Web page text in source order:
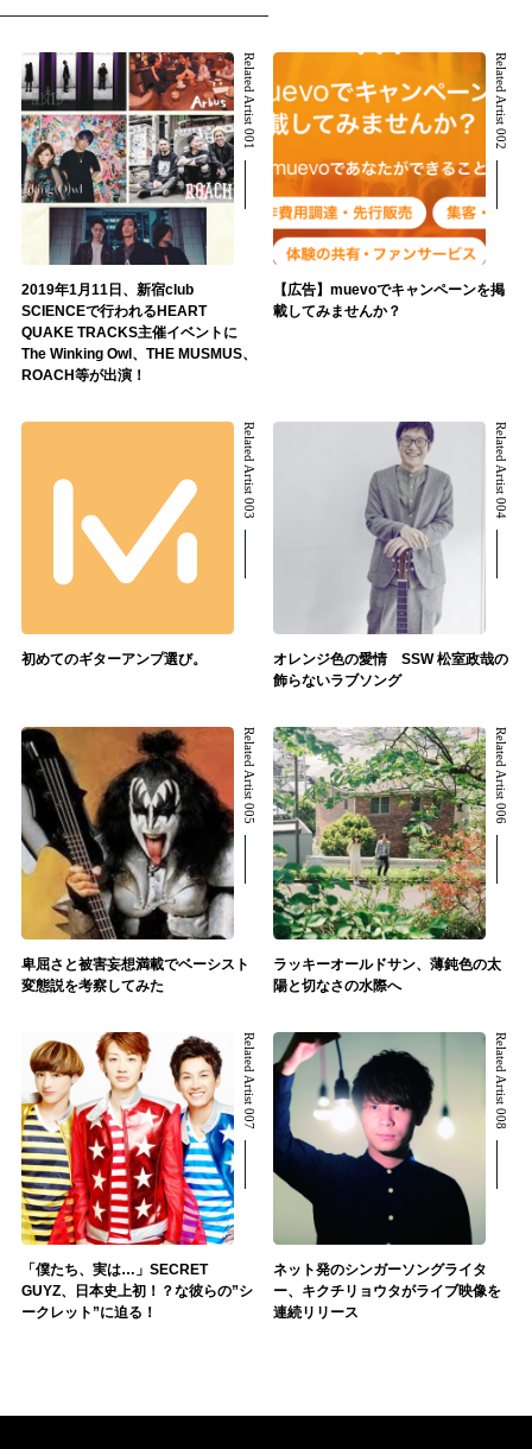
Related Artist 001
2019年1月11日、新宿club
SCIENCEで行われるHEART
QUAKE TRACKS主催イベントに
The Winking Owl、THE MUSMUS、
ROACH等が出演！
Related Artist 002
【広告】muevoでキャンペーンを掲
載してみませんか？
Related Artist 003
初めてのギターアンプ選び。
Related Artist 004
オレンジ色の愛情 SSW 松室政哉の
飾らないラブソング
Related Artist 005
卑屈さと被害妄想満載でベーシスト
変態説を考察してみた
Related Artist 006
ラッキーオールドサン、薄鈍色の太
陽と切なさの水際へ
Related Artist 007
「僕たち、実は…」SECRET
GUYZ、日本史上初！？な彼らの”シ
ークレット”に迫る！
Related Artist 008
ネット発のシンガーソングライタ
ー、キクチリョウタがライブ映像を
連続リリース